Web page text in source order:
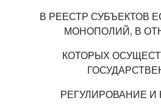
В РЕЕСТР СУБЪЕКТОВ
МОНОПОЛИЙ, В
КОТОРЫХ
РЕГУЛИРОВАНИЕ И